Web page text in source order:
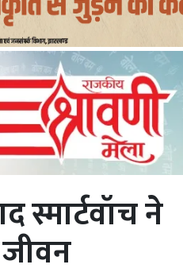
स्मार्टवॉच ने